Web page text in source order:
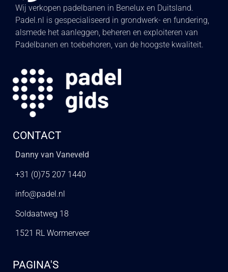
Wij verkopen padelbanen in Benelux en Duitsland.
Padel.nl is gespecialiseerd in grondwerk- en fundering,
alsmede het aanleggen, beheren en exploiteren van
Padelbanen en toebehoren, van de hoogste kwaliteit.
CONTACT
Danny van Vaneveld
+31 (0)75 207 1440
info@padel.nl
Soldaatweg 18
1521 RL Wormerveer
PAGINA'S